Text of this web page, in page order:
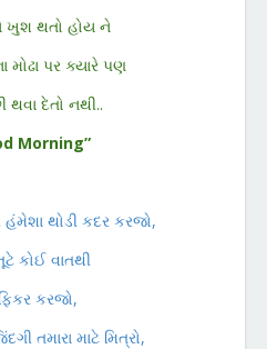
ખુશ થતો હોય ને
મોઢા પર ક્યારે પણ
દેતો નથી..
Morning”
હંમેશા થોડી કદર કરજો,
કોઈ વાતથી
કરજો,
તમારા માટે મિત્રો,